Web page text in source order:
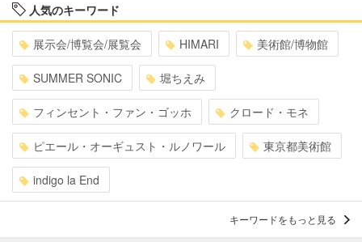
人気のキーワード
展示会/博覧会/展覧会 HIMARI 美術館/博物館
SUMMER SONIC 堀ちえみ
フィンセント・ファン・ゴッホ クロード・モネ
ピエール・オーギュスト・ルノワール 東京都美術館
indigo la End
キーワードをもっと見る